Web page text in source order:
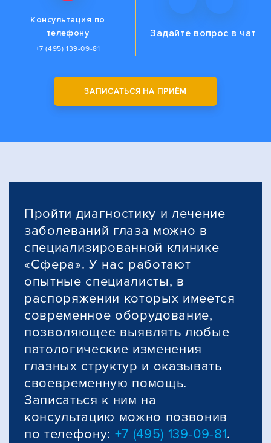
Консультация по
телефону
+7 (495) 139-09-81
Задайте вопрос в чат
ЗАПИСАТЬСЯ НА ПРИЁМ
Пройти диагностику и лечение
заболеваний глаза можно в
специализированной клинике
«Сфера». У нас работают
опытные специалисты, в
распоряжении которых имеется
современное оборудование,
позволяющее выявлять любые
патологические изменения
глазных структур и оказывать
своевременную помощь.
Записаться к ним на
консультацию можно позвонив
по телефону: +7 (495) 139-09-81.